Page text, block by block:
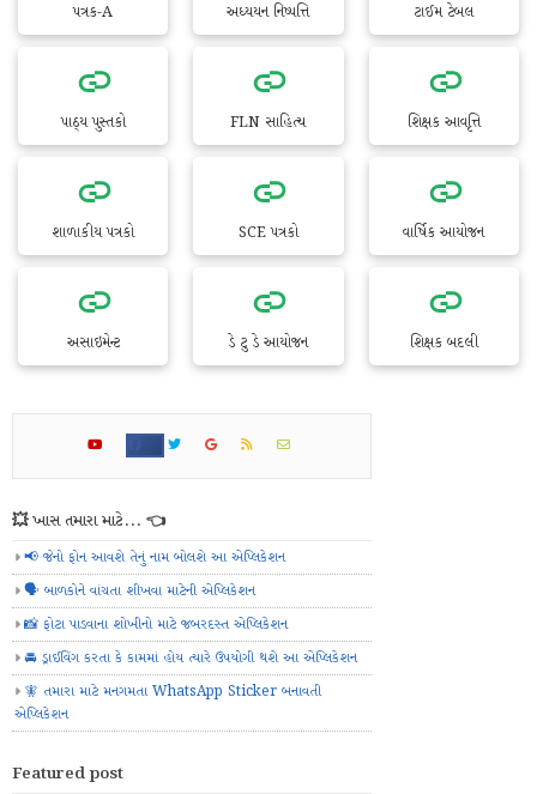
પત્રક-A અધ્યયન નિષ્પત્તિ ટાઈમ ટેબલ
પાઠ્ય પુસ્તકો FLN સાહિત્ય શિક્ષક આવૃત્તિ
શાળાકીય પત્રકો SCE પત્રકો વાર્ષિક આયોજન
અસાઇમેન્ટ ડે ટુ ડે આયોજન શિક્ષક બદલી
💥 ખાસ તમારા માટે... 👈
📢 જેનો ફોન આવશે તેનું નામ બોલશે આ એપ્લિકેશન
🗣️ બાળકોને વાંચતા શીખવા માટેની એપ્લિકેશન
📸 ફોટા પાડવાના શોખીનો માટે જબરદસ્ત એપ્લિકેશન
🚘 ડ્રાઈવિંગ કરતા કે કામમાં હોય ત્યારે ઉપયોગી થશે આ એપ્લિકેશન
🧚 તમારા માટે મનગમતા WhatsApp Sticker બનાવતી
એપ્લિકેશન
Featured post